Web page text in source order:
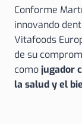
Conforme
innovando
Vitafoods
de su
comojugador
la salud y el